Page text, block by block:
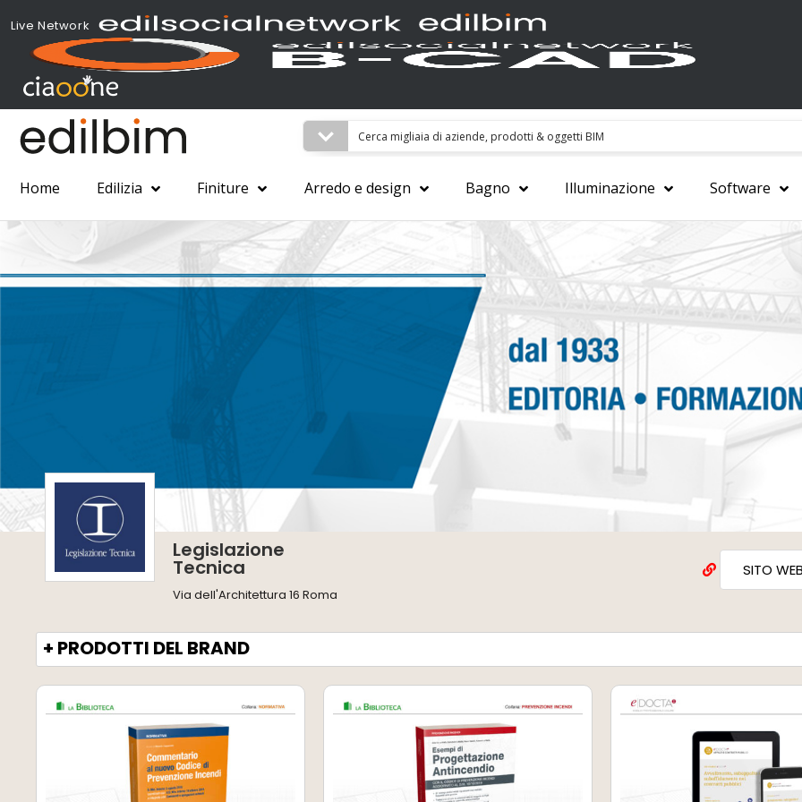
Live Network
Home Edilizia Finiture Arredo e design Bagno Illuminazione Software
Legislazione
Tecnica
Via dell'Architettura 16 Roma
SITO
+ PRODOTTI DEL BRAND